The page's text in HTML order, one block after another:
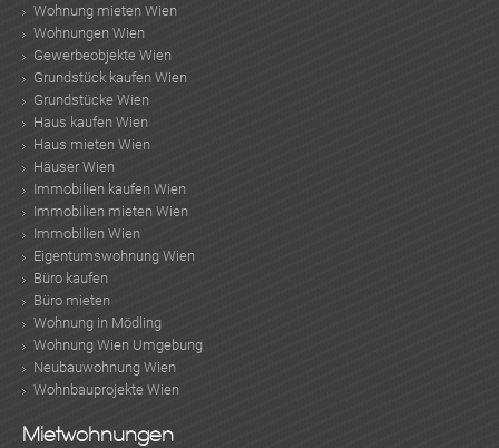
Wohnung mieten Wien
Wohnungen Wien
Gewerbeobjekte Wien
Grundstück kaufen Wien
Grundstücke Wien
Haus kaufen Wien
Haus mieten Wien
Häuser Wien
Immobilien kaufen Wien
Immobilien mieten Wien
Immobilien Wien
Eigentumswohnung Wien
Büro kaufen
Büro mieten
Wohnung in Mödling
Wohnung Wien Umgebung
Neubauwohnung Wien
Wohnbauprojekte Wien
Mietwohnungen